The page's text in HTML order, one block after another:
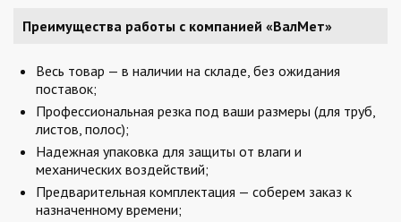
Преимущества работы с компанией «ВалМет»
Весь товар — в наличии на складе, без ожидания
поставок;
Профессиональная резка под ваши размеры (для труб,
листов, полос);
Надежная упаковка для защиты от влаги и
механических воздействий;
Предварительная комплектация — соберем заказ к
назначенному времени;